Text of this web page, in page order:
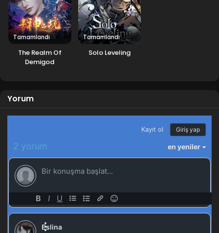
Tamamlandı
The Realm Of
Demigod
Tamamlandı
Solo Leveling
Yorum